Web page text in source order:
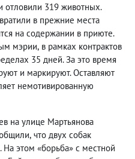
отловили 319 животных.
в прежние места
на содержании в приюте.
мэрии, в рамках контрактов
35 дней. За это время
и маркируют. Оставляют
немотивированную
на улице Мартьянова
, что двух собак
На этом «борьба» с местной